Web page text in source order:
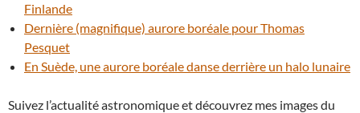
Finlande
Dernière (magnifique) aurore boréale pour Thomas
Pesquet
En Suède, une aurore boréale danse derrière un halo lunaire
Suivez l’actualité astronomique et découvrez mes images du